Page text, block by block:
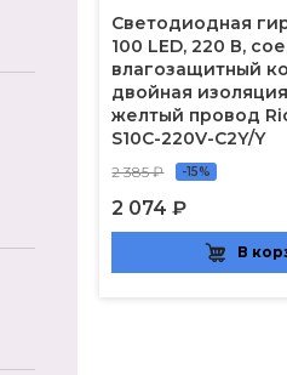
Светодиодная
100 LED, 220 В,
влагозащитный
двойная
желтый провод
S10C-220V-C2Y/Y
2 385 ₽ -15%
2 074 ₽
В